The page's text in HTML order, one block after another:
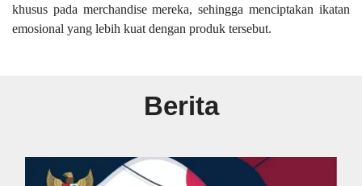
khusus pada merchandise mereka, sehingga menciptakan ikatan
emosional yang lebih kuat dengan produk tersebut.
Berita